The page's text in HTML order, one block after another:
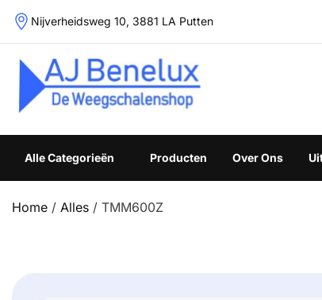
Skip
Nijverheidsweg 10, 3881 LA Putten
Weegschalenshop | Precisieweegschalen &
Alle Categorieën Producten Over Ons
Home / Alles / TMM600Z